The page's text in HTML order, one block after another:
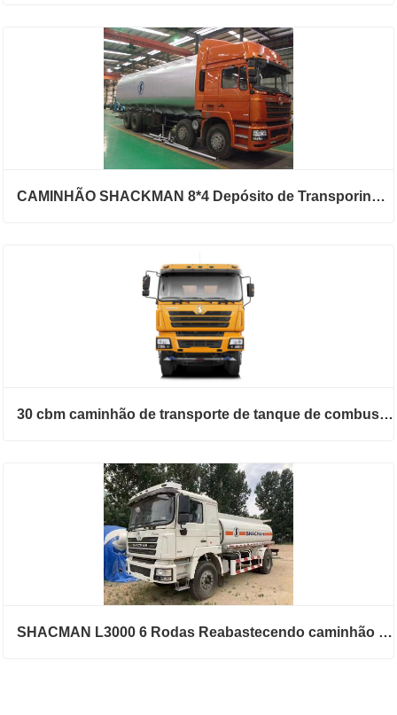
CAMINHÃO SHACKMAN 8*4 Depósito de Transporing de Combustível
30 cbm caminhão de transporte de tanque de combustível para óleos diferentes
SHACMAN L3000 6 Rodas Reabastecendo caminhão de transporte